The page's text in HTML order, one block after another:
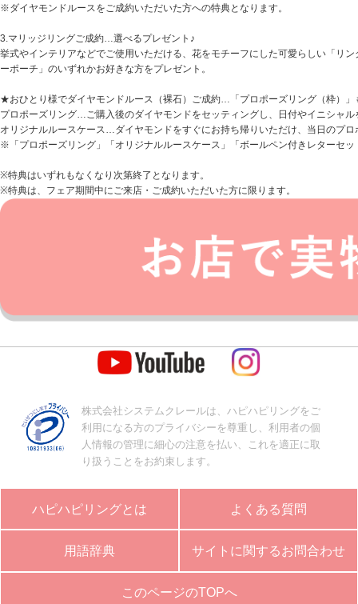
※ダイヤモンドルースをご成約いただいた方への特典となります。
3.マリッジリングご成約…選べるプレゼント♪
挙式やインテリアなどでご使用いただける、花をモチーフにした可愛らしい「リ
ーポーチ」のいずれかお好きな方をプレゼント。
★おひとり様でダイヤモンドルース（裸石）ご成約…「プロポーズリング（枠）
プロポーズリング…ご購入後のダイヤモンドをセッティングし、日付やイニシャ
オリジナルルースケース…ダイヤモンドをすぐにお持ち帰りいただけ、当日のプ
※「プロポーズリング」「オリジナルルースケース」「ボールペン付きレターセ
※特典はいずれもなくなり次第終了となります。
※特典は、フェア期間中にご来店・ご成約いただいた方に限ります。
株式会社システムクレールは、ハピハピリングをご
利用になる方のプライバシーを尊重し、利用者の個
人情報の管理に細心の注意を払い、これを適正に取
り扱うことをお約束します。
ハピハピリングとは よくある質問
用語辞典 サイトに関するお問合わせ
このページのTOPへ